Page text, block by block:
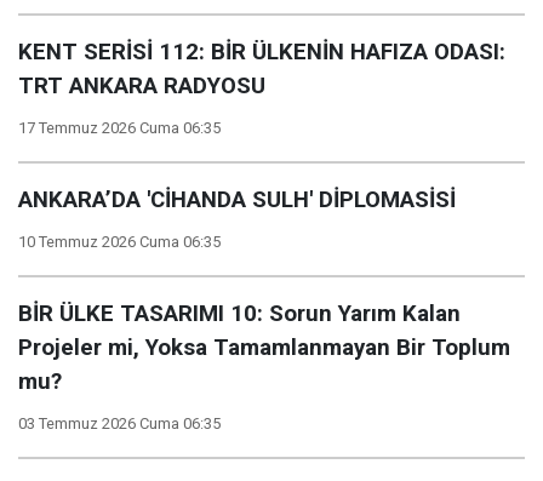
KENT SERİSİ 112: BİR ÜLKENİN HAFIZA ODASI:
TRT ANKARA RADYOSU
17 Temmuz 2026 Cuma 06:35
ANKARA’DA 'CİHANDA SULH' DİPLOMASİSİ
10 Temmuz 2026 Cuma 06:35
BİR ÜLKE TASARIMI 10: Sorun Yarım Kalan
Projeler mi, Yoksa Tamamlanmayan Bir Toplum
mu?
03 Temmuz 2026 Cuma 06:35